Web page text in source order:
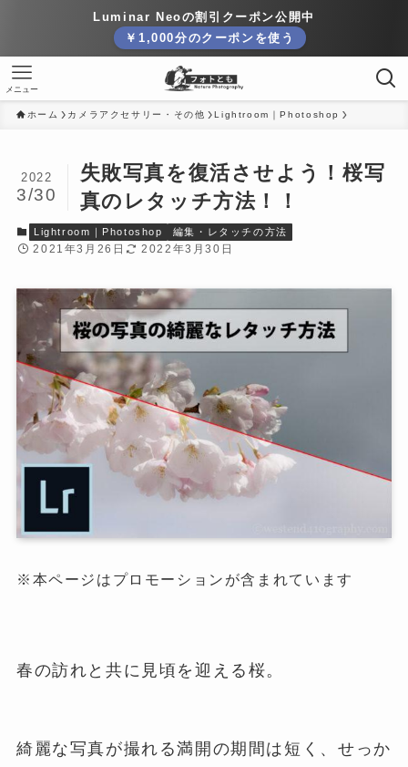
Luminar Neoの割引クーポン公開中
￥1,000分のクーポンを使う
メニュー
ホーム カメラアクセサリー・その他 Lightroom｜Photoshop
失敗写真を復活させよう！桜写
真のレタッチ方法！！
2022
3/30
Lightroom｜Photoshop 編集・レタッチの方法
2021年3月26日 2022年3月30日
※本ページはプロモーションが含まれています
春の訪れと共に見頃を迎える桜。
綺麗な写真が撮れる満開の期間は短く、せっか